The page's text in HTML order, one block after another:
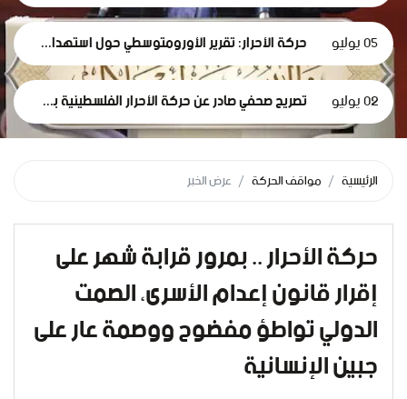
05 يوليو حركة الأحرار: تقرير الأورومتوسطي حول استهداف الرموز الطبية في سجون الاحتلال وثيقة إدانة وجريمة حرب موصوفة
02 يوليو تصريح صحفي صادر عن حركة الأحرار الفلسطينية بمناسبة مرور 1000 يومٍ من حرب الإبادة... وفظاعة جرائم الاحتلال في قطاع غزة*
الرئيسية مواقف الحركة عرض الخبر
حركة الأحرار .. بمرور قرابة شهر على
إقرار قانون إعدام الأسرى، الصمت
الدولي تواطؤ مفضوح ووصمة عار على
جبين الإنسانية